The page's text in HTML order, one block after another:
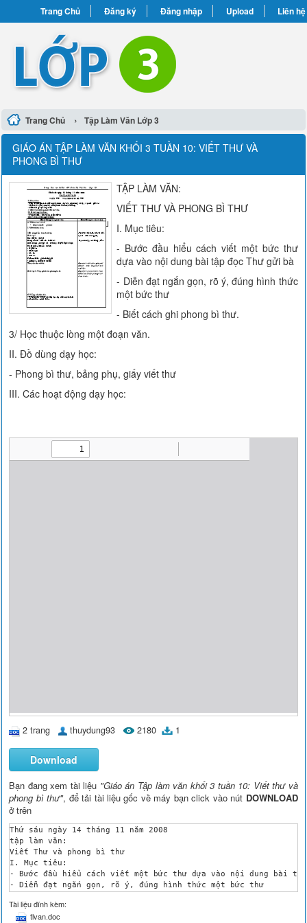
Trang Chủ Đăng ký Đăng nhập Upload Liên hệ
Trang Chủ › Tập Làm Văn Lớp 3
GIÁO ÁN TẬP LÀM VĂN KHỐI 3 TUẦN 10: VIẾT THƯ VÀ
PHONG BÌ THƯ
TẬP LÀM VĂN:
VIẾT THƯ VÀ PHONG BÌ THƯ
I. Mục tiêu:
- Bước đầu hiểu cách viết một bức thư
dựa vào nội dung bài tập đọc Thư gửi bà
- Diễn đạt ngắn gọn, rõ ý, đúng hình thức
một bức thư
- Biết cách ghi phong bì thư.
3/ Học thuộc lòng một đoạn văn.
II. Đồ dùng dạy học:
- Phong bì thư, bảng phụ, giấy viết thư
III. Các hoạt động dạy học:
2 trang thuydung93 2180 1
Download
Bạn đang xem tài liệu "Giáo án Tập làm văn khối 3 tuần 10: Viết thư và
phong bì thư", để tải tài liệu gốc về máy bạn click vào nút DOWNLOAD
ở trên
Thứ sáu ngày 14 tháng 11 năm 2008
tập làm văn:
Viết Thư và phong bì thư
I. Mục tiêu:
- Bước đầu hiểu cách viết một bức thư dựa vào nội dung bài
- Diễn đạt ngắn gọn, rõ ý, đúng hình thức một bức thư
- Biết cách ghi phong bì thư.
3/ Học thuộc lòng một đoạn văn.
II. Đồ dùng dạy học:
Tài liệu đính kèm:
tlvan.doc